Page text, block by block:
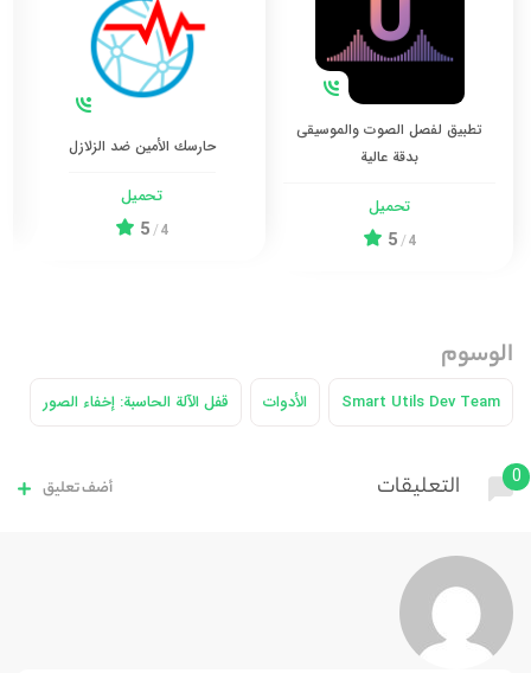
تطبيق لفصل الصوت والموسيقى
بدقة عالية
تحميل
4
/
5
حارسك الأمين ضد الزلازل
تحميل
4
/
5
الوسوم
Smart Utils Dev Team الأدوات قفل الآلة الحاسبة: إخفاء الصور
0 التعليقات أضف تعليق